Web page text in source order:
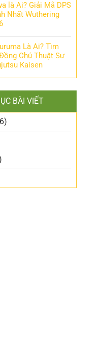
là Ai? Giải Mã DPS
Nhất Wuthering
Là Ai? Tìm
Chú Thuật Sư
Kaisen
BÀI VIẾT